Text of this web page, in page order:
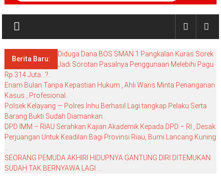
NKRI
BlogBerita Baru:
Diduga Dana BOS SMAN 1 Pangkalan Kuras Sorek
Jadi Sorotan Pasalnya Penggunaan Melebihi Pagu
Rp 314 Juta…?..
Enam Bulan Tanpa Kepastian Hukum , Ahli Waris Minta Penanganan
Kasus , Profesional..
Polsek Kelayang — Polres Inhu Berhasil Lagi tangkap Pelaku Serta
Barang Bukti Sudah Diamankan..
DPD IMM – RIAU Serahkan Kajian Akademik Kepada DPD – RI , Desak
Perjuangan Untuk Keadilan Bagi Provinsi Riau, Bumi Lancang Kuning
SEORANG PEMUDA AKHIRI HIDUPNYA GANTUNG DIRI DITEMUKAN
SUDAH TAK BERNYAWA LAGI …